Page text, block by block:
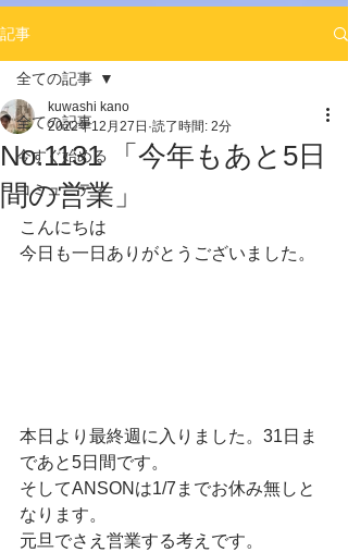
記事
全ての記事
今すぐ始める
コミュニティ
全ての記事
No.1131 「今年もあと5日
間の営業」
kuwashi kano
2022年12月27日 読了時間: 2分
こんにちは
今日も一日ありがとうございました。
本日より最終週に入りました。31日ま
であと5日間です。
そしてANSONは1/7までお休み無しと
なります。
元旦でさえ営業する考えです。